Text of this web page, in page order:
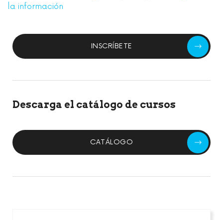
la información
INSCRÍBETE
Descarga el catálogo de cursos
CATÁLOGO